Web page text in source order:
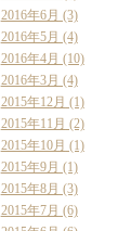
2016年6月 (3)
2016年5月 (4)
2016年4月 (10)
2016年3月 (4)
2015年12月 (1)
2015年11月 (2)
2015年10月 (1)
2015年9月 (1)
2015年8月 (3)
2015年7月 (6)